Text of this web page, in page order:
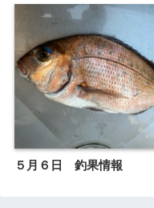
５月６日 釣果情報